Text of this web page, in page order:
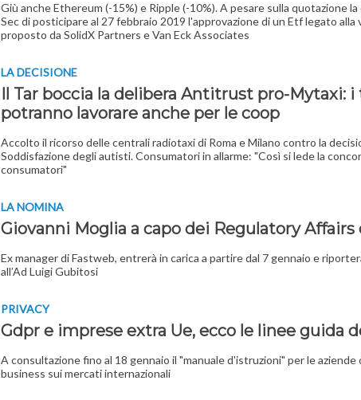
Giù anche Ethereum (-15%) e Ripple (-10%). A pesare sulla quotazione
Sec di posticipare al 27 febbraio 2019 l'approvazione di un Etf legato alla
proposto da SolidX Partners e Van Eck Associates
LA DECISIONE
Il Tar boccia la delibera Antitrust pro-Mytaxi: i
potranno lavorare anche per le coop
Accolto il ricorso delle centrali radiotaxi di Roma e Milano contro la
Soddisfazione degli autisti. Consumatori in allarme: "Così si lede la
consumatori"
LA NOMINA
Giovanni Moglia a capo dei Regulatory Affairs
Ex manager di Fastweb, entrerà in carica a partire dal 7 gennaio e
all’Ad Luigi Gubitosi
PRIVACY
Gdpr e imprese extra Ue, ecco le linee guida
A consultazione fino al 18 gennaio il "manuale d'istruzioni" per le aziende
business sui mercati internazionali